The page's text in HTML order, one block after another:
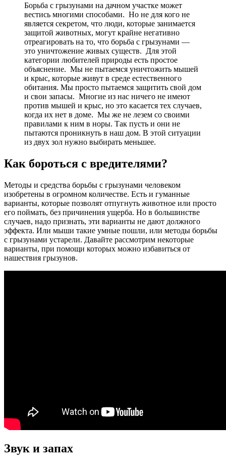
Борьба с грызунами на дачном участке может
вестись многими способами. Но не для кого не
является секретом, что люди, которые занимается
защитой животных, могут крайне негативно
отреагировать на то, что борьба с грызунами —
это уничтожение живых существ. Для этой
категории любителей природы есть простое
объяснение. Мы не пытаемся уничтожить мышей
и крыс, которые живут в среде естественного
обитания. Мы просто пытаемся защитить свой дом
и свои запасы. Многие из нас ничего не имеют
против мышей и крыс, но это касается тех случаев,
когда их нет в доме. Мы же не лезем со своими
правилами к ним в норы. Так пусть и они не
пытаются проникнуть в наш дом. В этой ситуации
из двух зол нужно выбирать меньшее.
Как бороться с вредителями?
Методы и средства борьбы с грызунами человеком
изобретены в огромном количестве. Есть и гуманные
варианты, которые позволят отпугнуть животное или просто
его поймать, без причинения ущерба. Но в большинстве
случаев, надо признать, эти варианты не дают должного
эффекта. Или мыши такие умные пошли, или методы борьбы
с грызунами устарели. Давайте рассмотрим некоторые
варианты, при помощи которых можно избавиться от
нашествия грызунов.
Звук и запах